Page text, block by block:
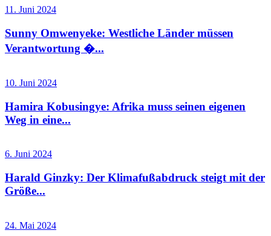
11. Juni 2024
Sunny Omwenyeke: Westliche Länder müssen
Verantwortung �...
10. Juni 2024
Hamira Kobusingye: Afrika muss seinen eigenen
Weg in eine...
6. Juni 2024
Harald Ginzky: Der Klimafußabdruck steigt mit der
Größe...
24. Mai 2024